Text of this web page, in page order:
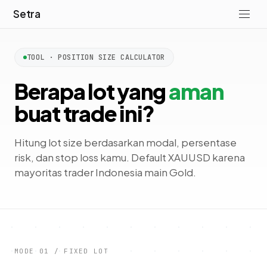
Setra
TOOL · POSITION SIZE CALCULATOR
Berapa lot yangaman
buat trade ini?
Hitung lot size berdasarkan modal, persentase
risk, dan stop loss kamu. DefaultXAUUSD karena
mayoritas trader Indonesia main Gold.
MODE 01 / FIXED LOT